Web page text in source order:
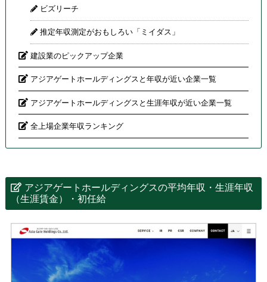
ビズリーチ
推定年収測定がおもしろい「ミイダス」
建設業のピックアップ企業
アジアゲートホールディングスと年収が近い企業一覧
アジアゲートホールディングスと生涯年収が近い企業一覧
全上場企業年収ランキング
アジアゲートホールディングスの平均年収・生涯年収
（生涯賃金）・初任給